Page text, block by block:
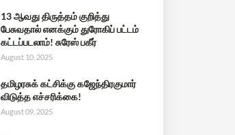
13 ஆவது திருத்தம் குறித்து
பேசுவதால் எனக்கும் துரோகிப் பட்டம்
கட்டப்படலாம்! சுரேஸ் பகீர்
August 10, 2025
தமிழரசுக் கட்சிக்கு கஜேந்திரகுமார்
விடுத்த எச்சரிக்கை!
August 09, 2025